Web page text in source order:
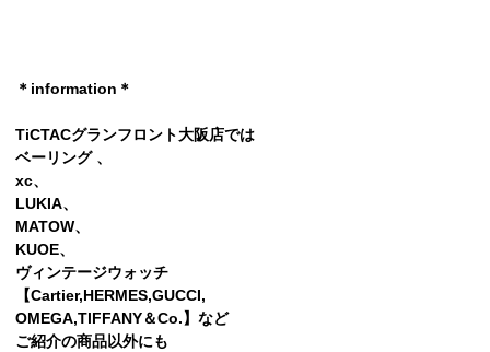
＊information＊
TiCTACグランフロント大阪店では
ベーリング 、
xc、
LUKIA、
MATOW、
KUOE、
ヴィンテージウォッチ
【Cartier,HERMES,GUCCI,
OMEGA,TlFFANY＆Co.】など
ご紹介の商品以外にも